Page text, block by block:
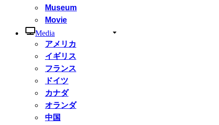
Museum
Movie
Media
アメリカ
イギリス
フランス
ドイツ
カナダ
オランダ
中国